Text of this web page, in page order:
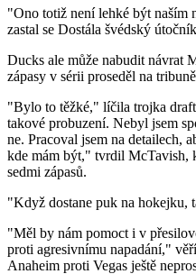
"Ono totiž není lehké být naším
zastal se Dostála švédský
Ducks ale může nabudit návrat
zápasy v sérii proseděl na
"Bylo to těžké," líčila trojka
takové probuzení. Nebyl jsem
ne. Pracoval jsem na detailech,
kde mám být," tvrdil McTavish,
sedmi zápasů.
"Když dostane puk na hokejku,
"Měl by nám pomoct i v
proti agresivnímu napadání,"
Anaheim proti Vegas ještě